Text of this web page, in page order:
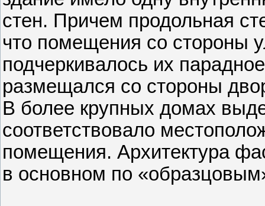
стен. Причем продольная
что помещения со стороны
подчеркивалось их
размещался со стороны
В более крупных домах
соответствовало
помещения. Архи­тектура
в основном по